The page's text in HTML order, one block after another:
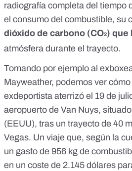
radiografía completa del tiempo
el consumo del combustible, su
dióxido de carbono (CO2) que
atmósfera durante el trayecto.
Tomando por ejemplo al
Mayweather, podemos ver
exdeportista aterrizó el 19 de
aeropuerto de Van Nuys,
(EEUU), tras un trayecto de 40
Vegas. Un viaje que, según la
un gasto de 956 kg de
en un coste de 2.145 dólares